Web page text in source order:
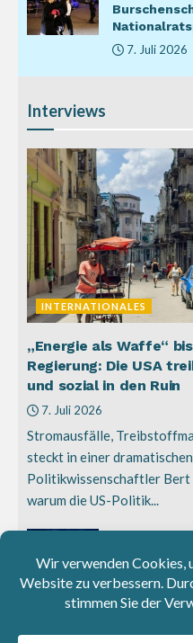
7. Juli 2026
Interviews
INTERNATIONALES
„Energie als Waffe“
Regierung: Die USA
und sozial in den Ruin
7. Juli 2026
Stromausfälle,
steckt in einer
Politikwissenschaftler
warum die US-Politik...
bringen